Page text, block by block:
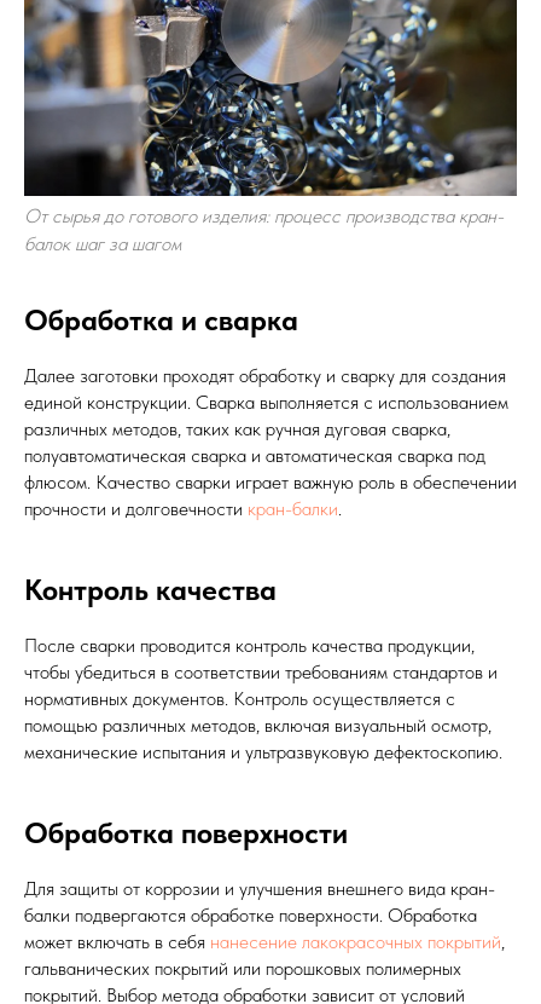
От сырья до готового изделия: процесс производства кран-
балок шаг за шагом
Обработка и сварка
Далее заготовки проходят обработку и сварку для создания
единой конструкции. Сварка выполняется с использованием
различных методов, таких как ручная дуговая сварка,
полуавтоматическая сварка и автоматическая сварка под
флюсом. Качество сварки играет важную роль в обеспечении
прочности и долговечности кран-балки
Контроль качества
После сварки проводится контроль качества продукции,
чтобы убедиться в соответствии требованиям стандартов и
нормативных документов. Контроль осуществляется с
помощью различных методов, включая визуальный осмотр,
механические испытания и ультразвуковую дефектоскопию.
Обработка поверхности
Для защиты от коррозии и улучшения внешнего вида кран-
балки подвергаются обработке поверхности. Обработка
может включать в себя нанесение лакокрасочных покрытий
гальванических покрытий или порошковых полимерных
покрытий. Выбор метода обработки зависит от условий